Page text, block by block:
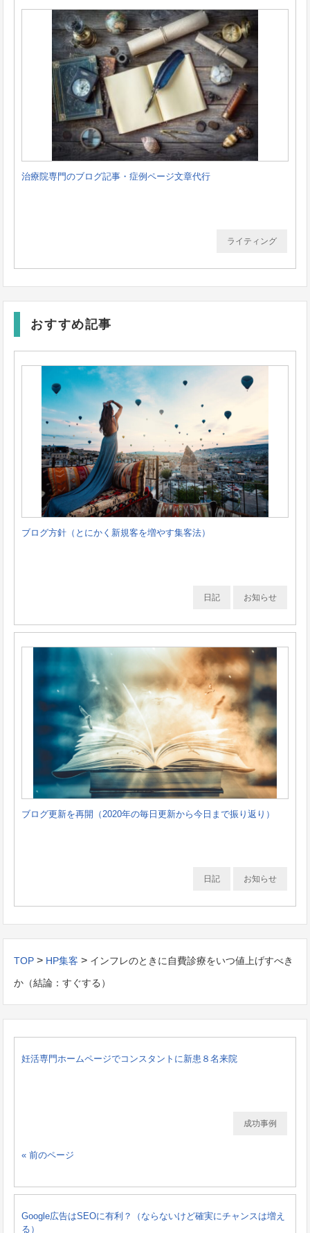
治療院専門のブログ記事・症例ページ文章代行
ライティング
おすすめ記事
ブログ方針（とにかく新規客を増やす集客法）
お知らせ
日記
ブログ更新を再開（2020年の毎日更新から今日まで振り返り）
お知らせ
日記
TOP > HP集客 > インフレのときに自費診療をいつ値上げすべき
か（結論：すぐする）
妊活専門ホームページでコンスタントに新患８名来院
成功事例
« 前のページ
Google広告はSEOに有利？（ならないけど確実にチャンスは増え
る）